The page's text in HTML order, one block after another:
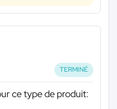
TERMINÉ
ce type de produit: